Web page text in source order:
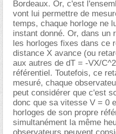
Bordeaux. Or, c'est
vont lui permettre de
temps, chaque horloge ne
instant donné. Or, dans un
les horloges fixes dans ce
distance X avance (ou
aux autres de dT = -VX/
référentiel. Toutefois, ce
mesuré, chaque
peut considérer que c'est
donc que sa vitesse V = 0
horloges de son propre
simultanément la même